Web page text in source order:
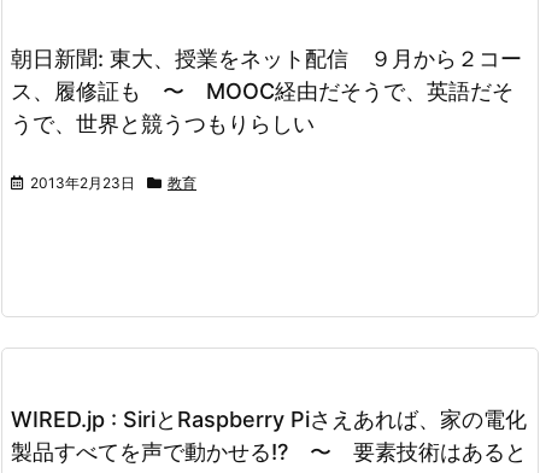
朝日新聞: 東大、授業をネット配信 ９月から２コー
ス、履修証も 〜 MOOC経由だそうで、英語だそ
うで、世界と競うつもりらしい
2013年2月23日 教育
WIRED.jp : SiriとRaspberry Piさえあれば、家の電化
製品すべてを声で動かせる!? 〜 要素技術はあると